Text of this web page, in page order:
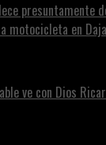
presuntamente
motocicleta en
ve con Dios